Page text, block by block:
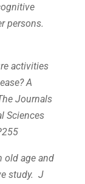
persons.
activities
A
Journals
Sciences
old age and
study. J